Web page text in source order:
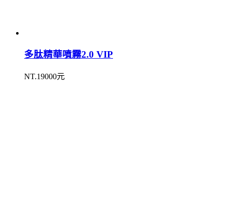
多肽精華噴霧2.0 VIP
NT.19000元